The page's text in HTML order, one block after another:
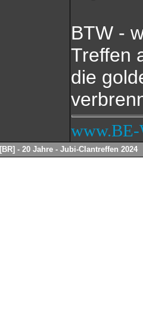
BTW -
Treffen
die
[BR] - 20 Jahre - Jubi-Clantreffen 2024